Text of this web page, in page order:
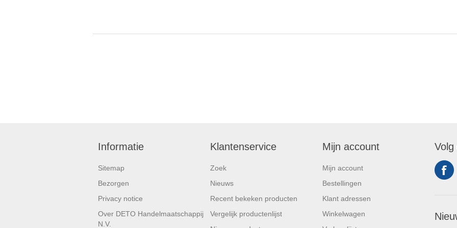
Informatie
Sitemap
Bezorgen
Privacy notice
Over DETO Handelmaatschappij
N.V.
Klantenservice
Zoek
Nieuws
Recent bekeken producten
Vergelijk productenlijst
Mijn account
Mijn account
Bestellingen
Klant adressen
Winkelwagen
Volg